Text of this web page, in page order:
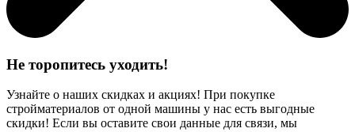
Не торопитесь уходить!
Узнайте о наших скидках и акциях! При покупке
стройматериалов от одной машины у нас есть выгодные
скидки! Если вы оставите свои данные для связи, мы